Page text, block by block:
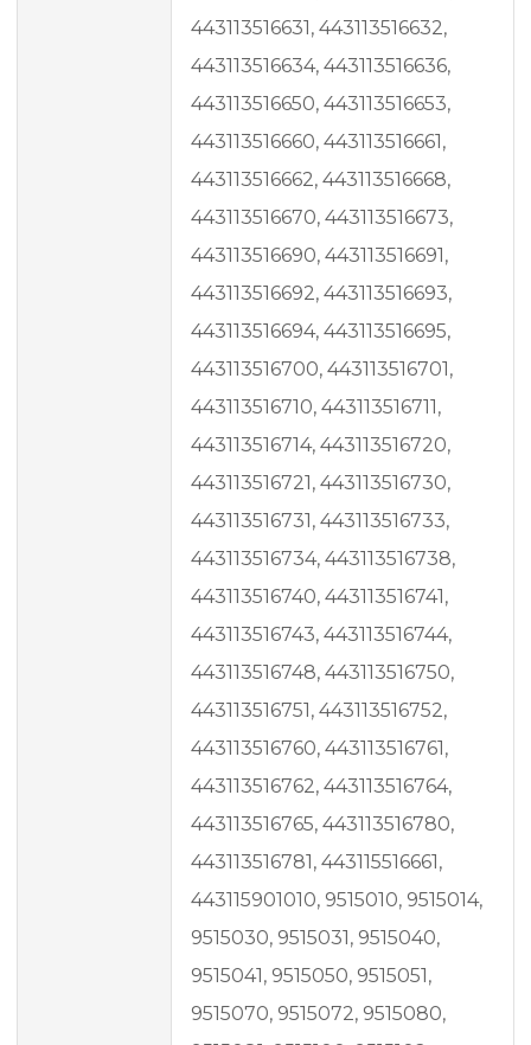
443113516631, 443113516632,
443113516634, 443113516636,
443113516650, 443113516653,
443113516660, 443113516661,
443113516662, 443113516668,
443113516670, 443113516673,
443113516690, 443113516691,
443113516692, 443113516693,
443113516694, 443113516695,
443113516700, 443113516701,
443113516710, 443113516711,
443113516714, 443113516720,
443113516721, 443113516730,
443113516731, 443113516733,
443113516734, 443113516738,
443113516740, 443113516741,
443113516743, 443113516744,
443113516748, 443113516750,
443113516751, 443113516752,
443113516760, 443113516761,
443113516762, 443113516764,
443113516765, 443113516780,
443113516781, 443115516661,
443115901010, 9515010, 9515014,
9515030, 9515031, 9515040,
9515041, 9515050, 9515051,
9515070, 9515072, 9515080,